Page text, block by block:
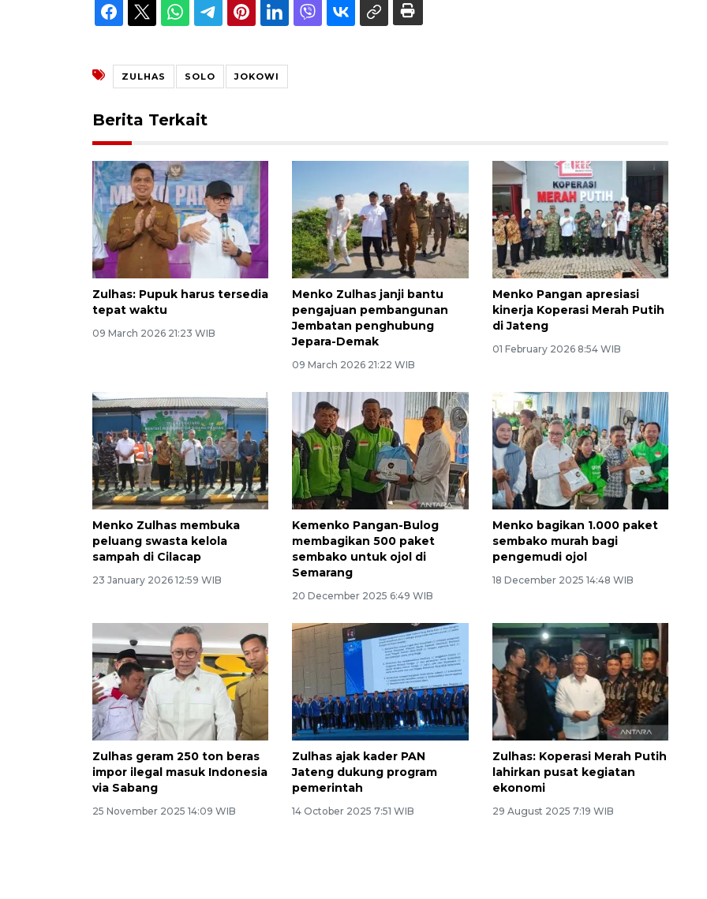
ZULHAS SOLO JOKOWI
Berita Terkait
Zulhas: Pupuk harus tersedia
tepat waktu
09 March 2026 21:23 WIB
Menko Zulhas janji bantu
pengajuan pembangunan
Jembatan penghubung
Jepara-Demak
09 March 2026 21:22 WIB
Menko Pangan apresiasi
kinerja Koperasi Merah Putih
di Jateng
01 February 2026 8:54 WIB
Menko Zulhas membuka
peluang swasta kelola
sampah di Cilacap
23 January 2026 12:59 WIB
Kemenko Pangan-Bulog
membagikan 500 paket
sembako untuk ojol di
Semarang
20 December 2025 6:49 WIB
Menko bagikan 1.000 paket
sembako murah bagi
pengemudi ojol
18 December 2025 14:48 WIB
Zulhas geram 250 ton beras
impor ilegal masuk Indonesia
via Sabang
25 November 2025 14:09 WIB
Zulhas ajak kader PAN
Jateng dukung program
pemerintah
14 October 2025 7:51 WIB
Zulhas: Koperasi Merah Putih
lahirkan pusat kegiatan
ekonomi
29 August 2025 7:19 WIB